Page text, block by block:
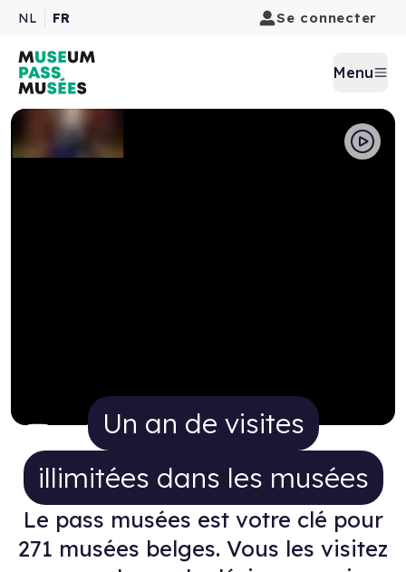
NL FR Se connecter
Menu
Un an de visites illimitées
Un an de visites
illimitées dans les musées
Le pass musées est votre clé pour
271 musées belges. Vous les visitez